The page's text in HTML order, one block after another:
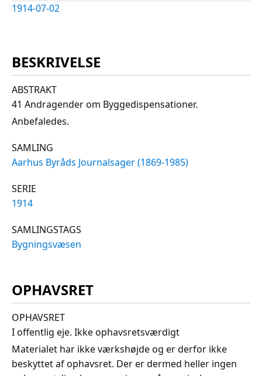
1914-07-02
BESKRIVELSE
ABSTRAKT
41 Andragender om Byggedispensationer.
Anbefaledes.
SAMLING
Aarhus Byråds Journalsager (1869-1985)
SERIE
1914
SAMLINGSTAGS
Bygningsvæsen
OPHAVSRET
OPHAVSRET
I offentlig eje. Ikke ophavsretsværdigt
Materialet har ikke værkshøjde og er derfor ikke
beskyttet af ophavsret. Der er dermed heller ingen